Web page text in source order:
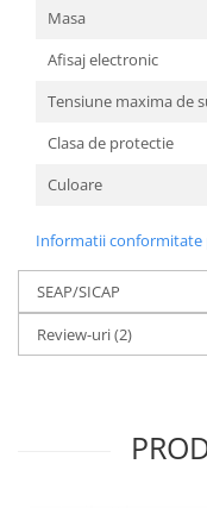
Accesorii pentru ATV
Alte vehicule electrice
Biciclete
Scuter
Tocatoare resturi
Granulatoare de furaje
Tocatoare de furaje
Masa
Afisaj electronic
Tensiune maxima de
Clasa de protectie
Culoare
Informatii conformitate
SEAP/SICAP
Review-uri(2)